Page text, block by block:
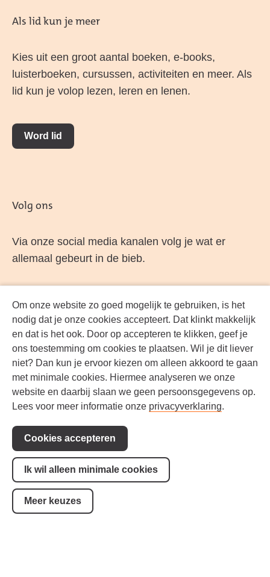
Om onze website zo goed mogelijk te gebruiken, is het
nodig dat je onze cookies accepteert. Dat klinkt makkelijk
en dat is het ook. Door op accepteren te klikken, geef je
ons toestemming om cookies te plaatsen. Wil je dit liever
niet? Dan kun je ervoor kiezen om alleen akkoord te gaan
met minimale cookies. Hiermee analyseren we onze
website en daarbij slaan we geen persoonsgegevens op.
Lees voor meer informatie onze privacyverklaring.
Cookies accepteren
Ik wil alleen minimale cookies
Meer keuzes
Als lid kun je meer
Kies uit een groot aantal boeken, e-books,
luisterboeken, cursussen, activiteiten en meer. Als
lid kun je volop lezen, leren en lenen.
Word lid
Volg ons
Via onze social media kanalen volg je wat er
allemaal gebeurt in de bieb.
FacebookLinkedInInstagramYouTube
Werken bij Geef een gift
Contact